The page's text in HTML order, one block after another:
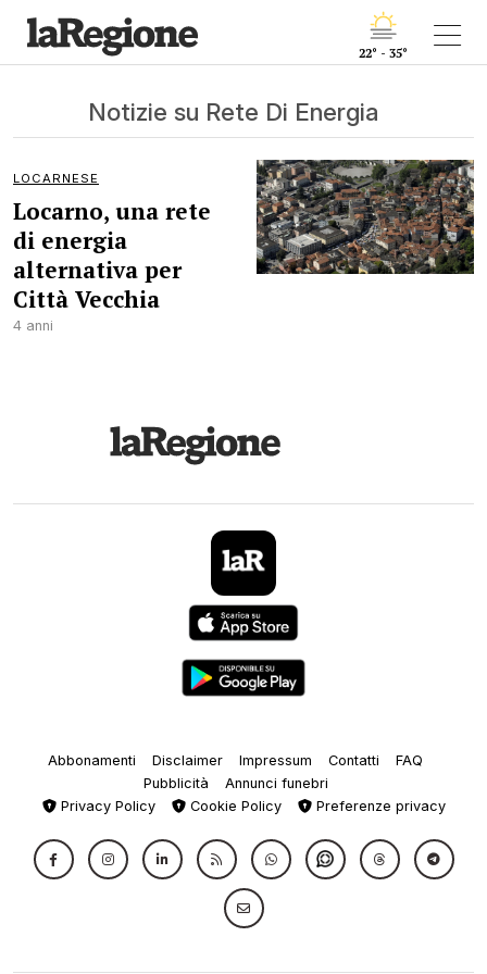
22° - 35°
Notizie su Rete Di Energia
LOCARNESE
Locarno, una rete
di energia
alternativa per
Città Vecchia
4 anni
Abbonamenti Disclaimer Impressum Contatti
FAQ
Pubblicità
Annunci funebri
Privacy Policy
Cookie Policy Preferenze privacy